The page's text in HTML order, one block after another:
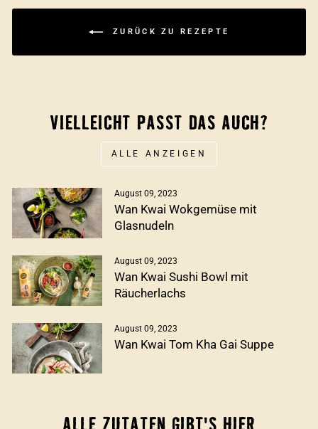
ZURÜCK ZU REZEPTE
VIELLEICHT PASST DAS AUCH?
ALLE ANZEIGEN
August 09, 2023
Wan Kwai Wokgemüse mit
Glasnudeln
August 09, 2023
Wan Kwai Sushi Bowl mit
Räucherlachs
August 09, 2023
Wan Kwai Tom Kha Gai Suppe
ALLE ZUTATEN GIBT'S HIER